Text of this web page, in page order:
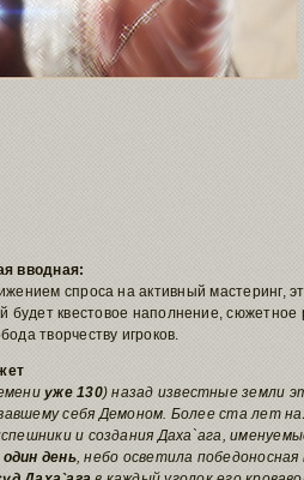
вводная:
спроса на активный мастеринг,
будет квестовое наполнение, сюжетное
творчеству игроков.
уже 130) назад известные земли
себя Демоном. Более ста лет
и создания Даха`ага,
один день, небо осветила